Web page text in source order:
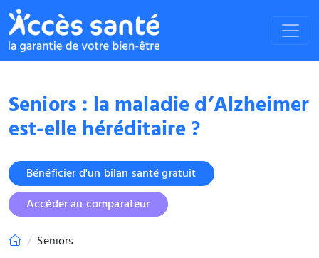
Seniors : la maladie d’Alzheimer
est-elle héréditaire ?
Bénéficier d'un bilan santé gratuit
Accéder au comparateur
Seniors